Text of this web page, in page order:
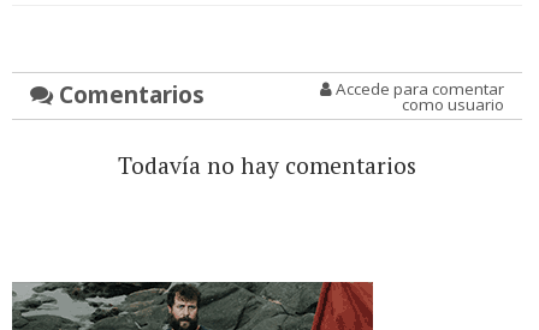
Comentarios Accede para comentar
como usuario
Todavía no hay comentarios